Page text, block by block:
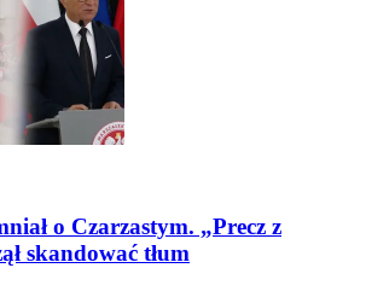
o Czarzastym. „Precz z
skandować tłum